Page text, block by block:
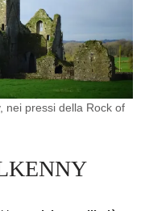
nei pressi della Rock of